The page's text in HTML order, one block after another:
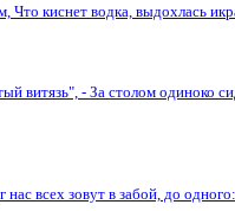
Что киснет водка, выдохлась
витязь", - За столом одиноко
всех зовут в забой, до